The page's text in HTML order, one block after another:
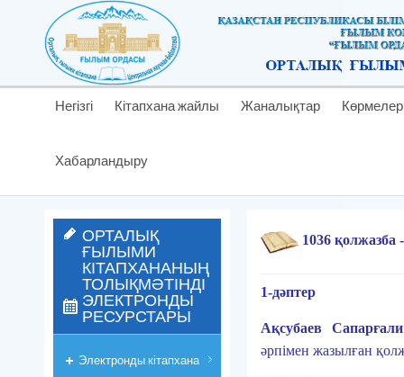
Негізгі Кітапхана жайлы Жаналықтар Көрмелер
Хабарландыру
1036 қолжазба
1-дәптер
Ақсубаев Сапарғали
әрпімен жазылған
ОРТАЛЫҚ
ҒЫЛЫМИ
КІТАПХАНАНЫҢ
ТОЛЫҚМӘТІНДІ
ЭЛЕКТРОНДЫ
РЕСУРСТАРЫ
Электронды кітапхана